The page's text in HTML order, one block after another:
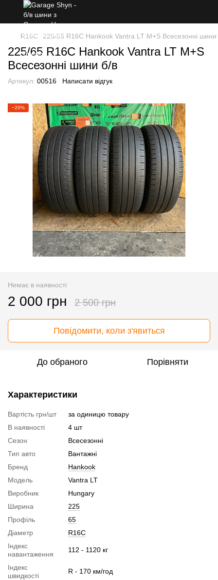
R16C 225/65 R16C Hankook Vantra LT M+S Всесезонні шини
225/65 R16C Hankook Vantra LT M+S
Всесезонні шини б/в
Артикул: 00516 Написати відгук
−20%
Немає в наявності
2 000 грн 2 500 грн
Повідомити, коли з'явиться
До обраного Порівняти
Характеристики
Вартість грн/шт
за одиницю товару
В наявності
4 шт
Сезон
Всесезонні
Тип авто
Вантажні
Бренд
Hankook
Модель
Vantra LT
Виробник
Hungary
Ширина
225
Профіль
65
Діаметр
R16C
Індекс
навантаження
112 - 1120 кг
Індекс
швидкості
R - 170 км/год